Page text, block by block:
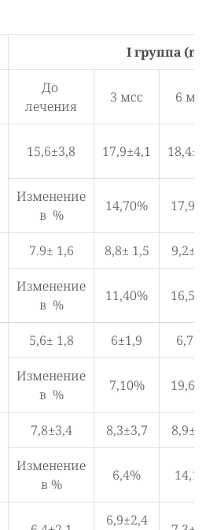
I группа (n
До
лечения
3 мсс 6
15,6±3,8 17,9±4,1
Изменение
в %
14,70%
7.9± 1,6 8,8± 1,5
Изменение
в %
11,40%
5,6± 1,8 6±1,9
Изменение
в %
7,10%
7,8±3,4 8,3±3,7
Изменение
в %
6,4%
6,9±2,4